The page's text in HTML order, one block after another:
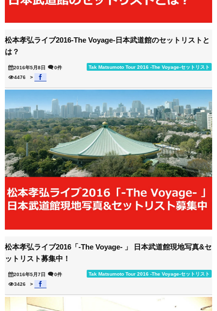
松本孝弘ライブ2016-The Voyage-日本武道館のセットリストと
は？
2016年5月8日 Tak Matsumoto Tour 2016 -The Voyage-セットリスト
0件
4476
>
松本孝弘ライブ2016「-The Voyage- 」 日本武道館現地写真&セ
ットリスト募集中！
2016年5月7日 Tak Matsumoto Tour 2016 -The Voyage-セットリスト
0件
3426
>